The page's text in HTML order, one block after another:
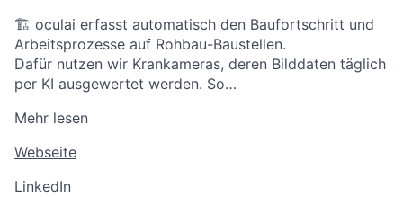
🏗️ oculai erfasst automatisch den Baufortschritt und
Arbeitsprozesse auf Rohbau-Baustellen.
Dafür nutzen wir Krankameras, deren Bilddaten täglich
per KI ausgewertet werden. So…
Mehr lesen
Webseite
LinkedIn